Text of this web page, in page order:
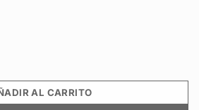
Original Pro Run 1P Negro Unisex
AL CARRITO